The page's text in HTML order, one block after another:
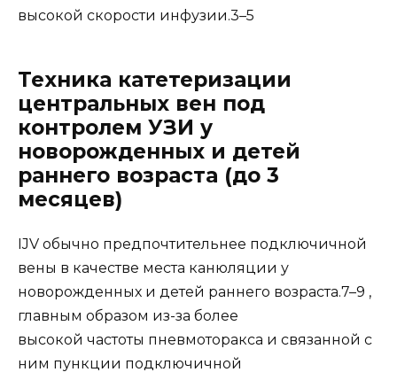
высокой скорости инфузии.3–5
Техника катетеризации
центральных вен под
контролем УЗИ у
новорожденных и детей
раннего возраста (до 3
месяцев)
IJV обычно предпочтительнее подключичной
вены в качестве места канюляции у
новорожденных и детей раннего возраста.7–9 ,
главным образом из-за более
высокой частоты пневмоторакса и связанной с
ним пункции подключичной